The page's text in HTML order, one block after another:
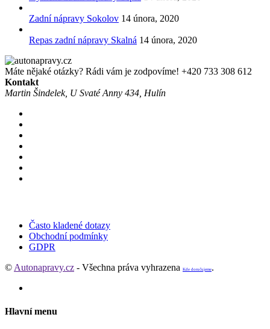
Zadní nápravy Sokolov 14 února, 2020
Repas zadní nápravy Skalná 14 února, 2020
Máte nějaké otázky? Rádi vám je zodpovíme! +420 733 308 612
Kontakt
Martin Šindelek, U Svaté Anny 434, Hulín
Často kladené dotazy
Obchodní podmínky
GDPR
© Autonapravy.cz - Všechna práva vyhrazena Kde doručujeme.
Hlavní menu